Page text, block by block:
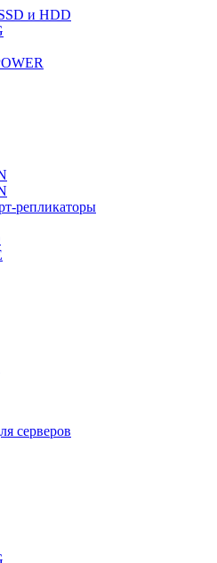
и HDD
репликаторы
серверов